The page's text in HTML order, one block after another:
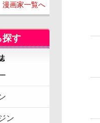
漫画家一覧へ
探す
ン